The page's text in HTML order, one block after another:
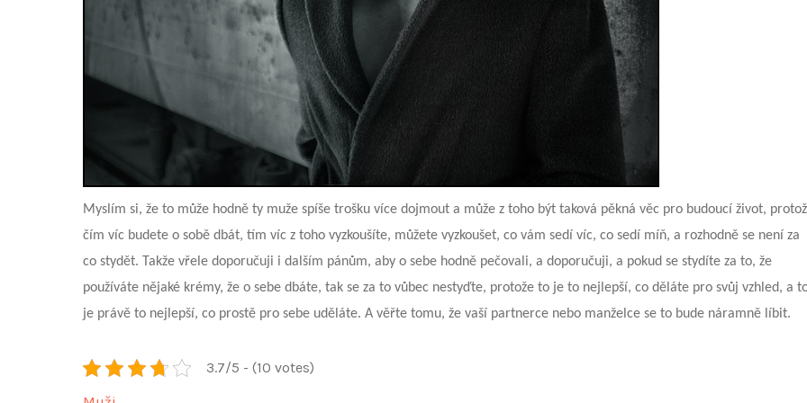
Myslím si, že to může hodně ty muže spíše trošku více dojmout a může z toho být taková pěkná věc pro budoucí život,
čím víc budete o sobě dbát, tím víc z toho vyzkoušíte, můžete vyzkoušet, co vám sedí víc, co sedí míň, a rozhodně se není za
co stydět. Takže vřele doporučuji i dalším pánům, aby o sebe hodně pečovali, a doporučuji, a pokud se stydíte za to, že
používáte nějaké krémy, že o sebe dbáte, tak se za to vůbec nestyďte, protože to je to nejlepší, co děláte pro svůj vzhled, a
je právě to nejlepší, co prostě pro sebe uděláte. A věřte tomu, že vaší partnerce nebo manželce se to bude náramně líbit.
3.7/5 - (10 votes)